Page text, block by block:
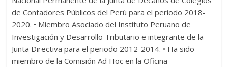
de Contadores Públicos del Perú para el periodo 2018-
2020. • Miembro Asociado del Instituto Peruano de
Investigación y Desarrollo Tributario e integrante de la
Junta Directiva para el periodo 2012-2014. • Ha sido
miembro de la Comisión Ad Hoc en la Oficina